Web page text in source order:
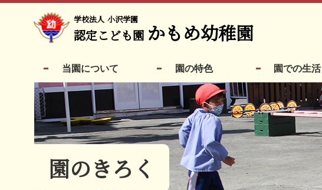
学校法人 小沢学園
認定こども園 かもめ幼稚園
当園について 園の特色 園での生活
園のきろく